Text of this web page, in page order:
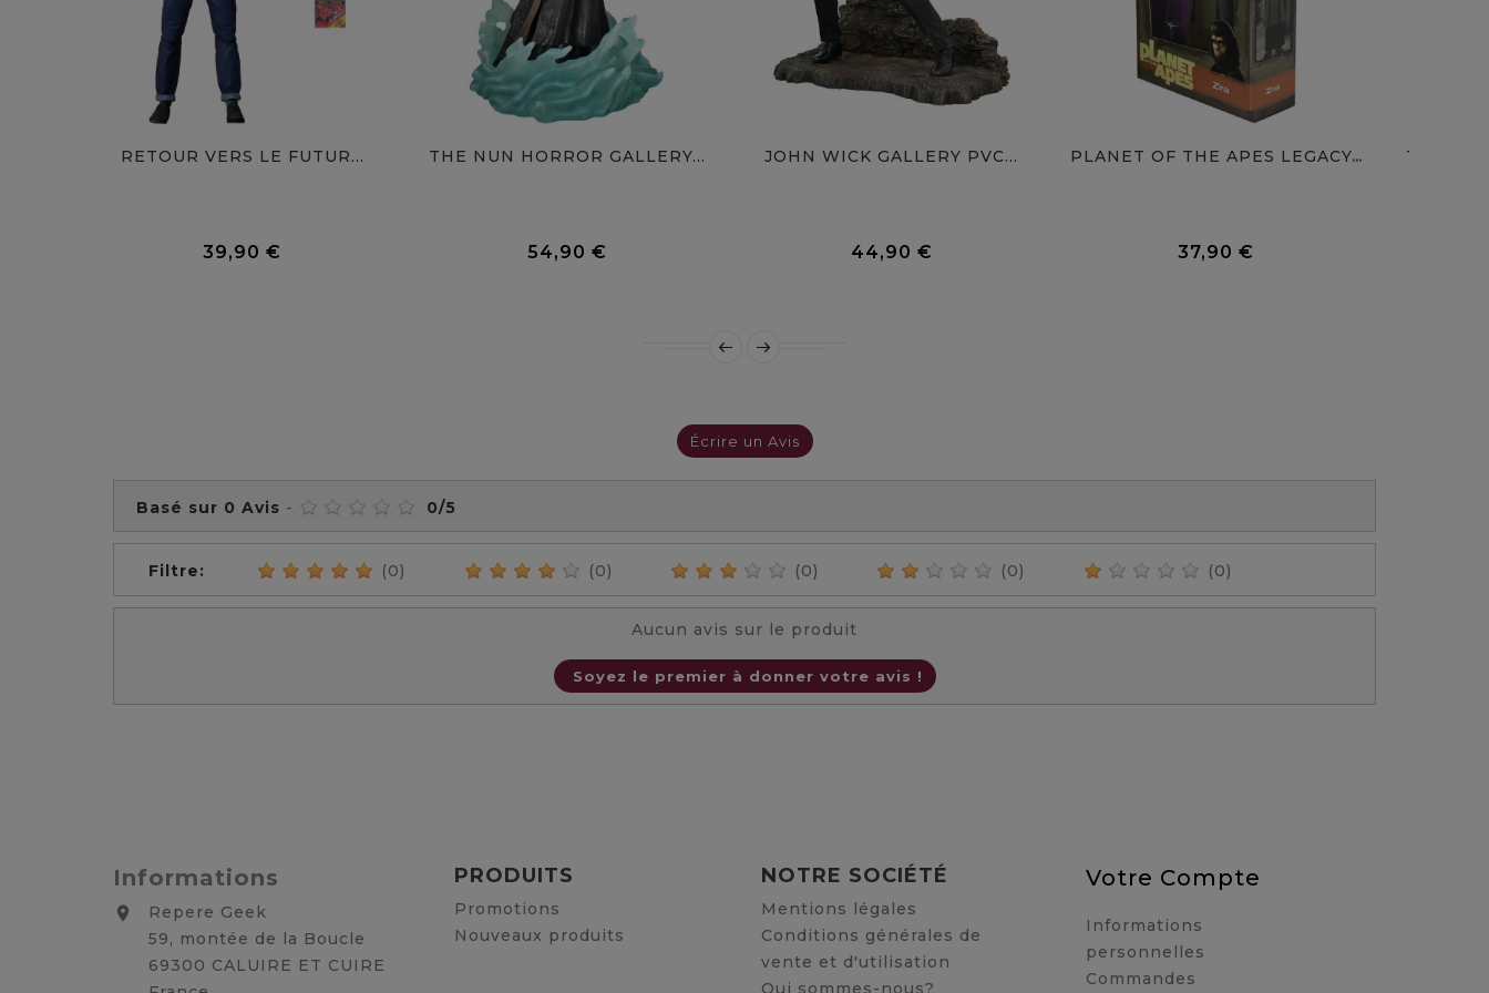
RETOUR VERS LE FUTUR...
39,90 €
THE NUN HORROR GALLERY...
54,90 €
JOHN WICK GALLERY PVC...
44,90 €
PLANET OF THE APES LEGACY...
37,90 €
THE
Écrire un Avis
Basé sur 0 Avis - 0/5
Filtre: (0) (0) (0) (0) (0)
Aucun avis sur le produit
Soyez le premier à donner votre avis !
Informations

Repere Geek
59, montée de la Boucle
69300 CALUIRE ET CUIRE
PRODUITS
Promotions
Nouveaux produits
NOTRE SOCIÉTÉ
Mentions légales
Conditions générales de
vente et d'utilisation
Votre Compte
Informations
personnelles
Commandes